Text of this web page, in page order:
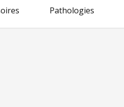
Pathologies